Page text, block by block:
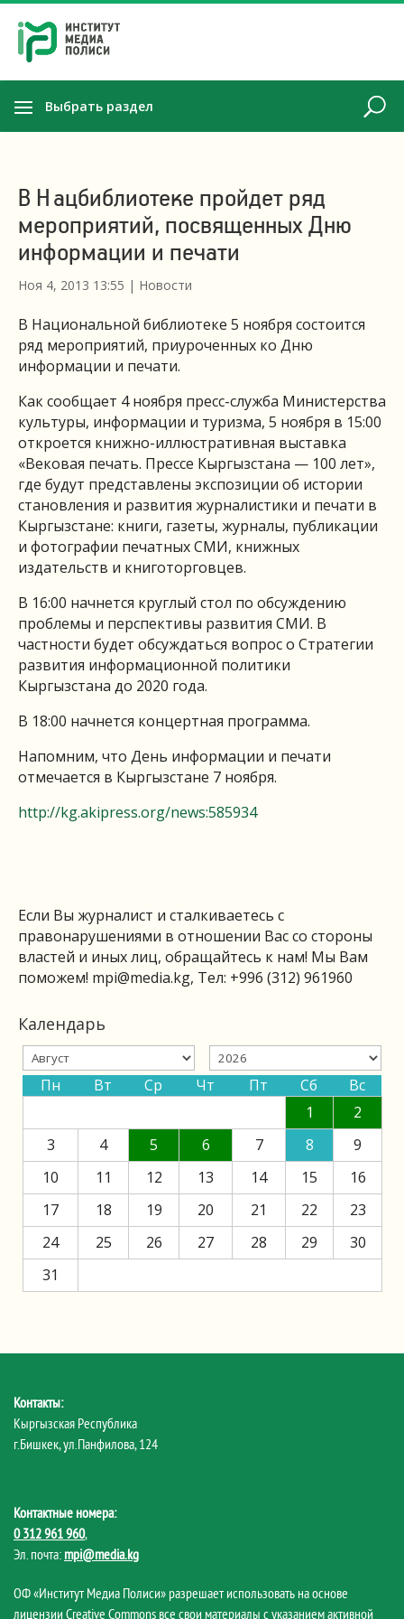
Выбрать раздел
В Нацбиблиотеке пройдет ряд
мероприятий, посвященных Дню
информации и печати
Ноя 4, 2013 13:55 | Новости
В Национальной библиотеке 5 ноября состоится
ряд мероприятий, приуроченных ко Дню
информации и печати.
Как сообщает 4 ноября пресс-служба Министерства
культуры, информации и туризма, 5 ноября в 15:00
откроется книжно-иллюстративная выставка
«Вековая печать. Прессе Кыргызстана — 100 лет»,
где будут представлены экспозиции об истории
становления и развития журналистики и печати в
Кыргызстане: книги, газеты, журналы, публикации
и фотографии печатных СМИ, книжных
издательств и книготорговцев.
В 16:00 начнется круглый стол по обсуждению
проблемы и перспективы развития СМИ. В
частности будет обсуждаться вопрос о Стратегии
развития информационной политики
Кыргызстана до 2020 года.
В 18:00 начнется концертная программа.
Напомним, что День информации и печати
отмечается в Кыргызстане 7 ноября.
http://kg.akipress.org/news:585934
Если Вы журналист и сталкиваетесь с
правонарушениями в отношении Вас со стороны
властей и иных лиц, обращайтесь к нам! Мы Вам
поможем! mpi@media.kg, Тел: +996 (312) 961960
Календарь
Пн Вт Ср Чт Пт Сб
Вс
1
2
3
4 5 6 7 8
9
10
11 12 13 14 15
16
17
18 19 20 21 22
23
24
25 26 27 28 29
30
31
Контакты:
Кыргызская Республика
г.Бишкек, ул.Панфилова, 124
Контактные номера:
0 312 961 960,
Эл. почта: mpi@media.kg
ОФ «Институт Медиа Полиси» разрешает использовать на основе
лицензии Creative Commons все свои материалы с указанием активной